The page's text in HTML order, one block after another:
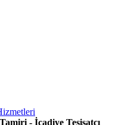
- İcadiye Tesisatçı